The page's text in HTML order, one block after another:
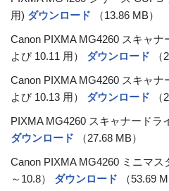
用) ダウンロード
（13.86 MB）
Canon PIXMA MG4260 スキャ
よび 10.11 用） ダウンロード
Canon PIXMA MG4260 スキャ
よび 10.13 用） ダウンロード
PIXMA MG4260 スキャナードラ
ダウンロード
（27.68 MB）
Canon PIXMA MG4260 ミニマ
～10.8） ダウンロード
（53.69